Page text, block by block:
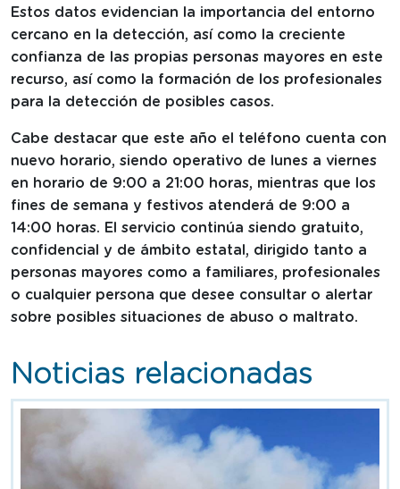
Estos datos evidencian la importancia del entorno
cercano en la detección, así como la creciente
confianza de las propias personas mayores en este
recurso, así como la formación de los profesionales
para la detección de posibles casos.
Cabe destacar que este año el teléfono cuenta con
nuevo horario, siendo operativo de lunes a viernes
en horario de 9:00 a 21:00 horas, mientras que los
fines de semana y festivos atenderá de 9:00 a
14:00 horas. El servicio continúa siendo gratuito,
confidencial y de ámbito estatal, dirigido tanto a
personas mayores como a familiares, profesionales
o cualquier persona que desee consultar o alertar
sobre posibles situaciones de abuso o maltrato.
Noticias relacionadas